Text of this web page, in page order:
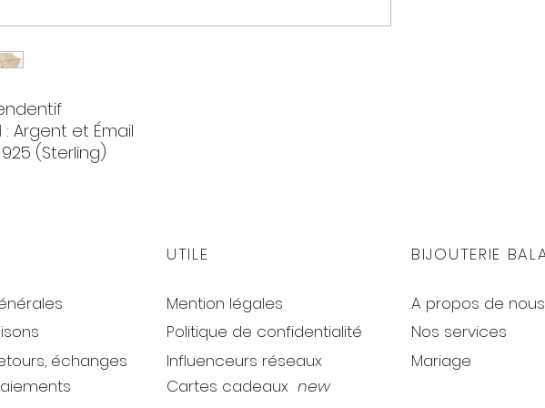
: Argent et Émail
925 (Sterling)
Incolore
échanges
UTILE
Mention légales
Politique de confidentialité
Influenceurs réseaux
Cartes cadeaux new
BIJOUTERIE
A propos de nous
Nos services
Mariage